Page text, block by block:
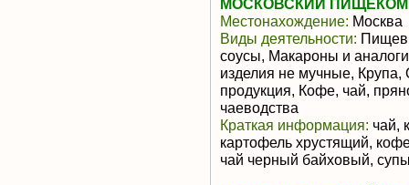
МОСКОВСКИЙ
Местонахождение: Москва
Виды деятельности:
соусы, Макароны и
изделия не мучные,
продукция, Кофе, чай,
чаеводства
Краткая информация: чай,
картофель хрустящий,
чай черный байховый,